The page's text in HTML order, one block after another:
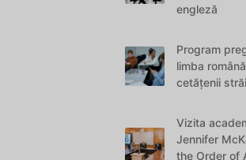
engleză
Program
limba
cetățenii
Vizita
Jennifer
the Order of